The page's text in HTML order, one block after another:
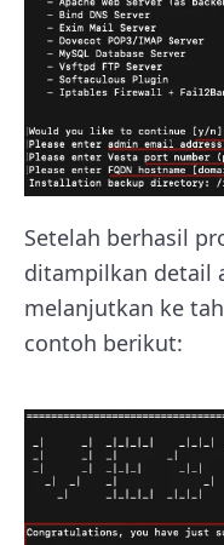
Setelah berhasil
ditampilkan detail
melanjutkan ke
contoh berikut: